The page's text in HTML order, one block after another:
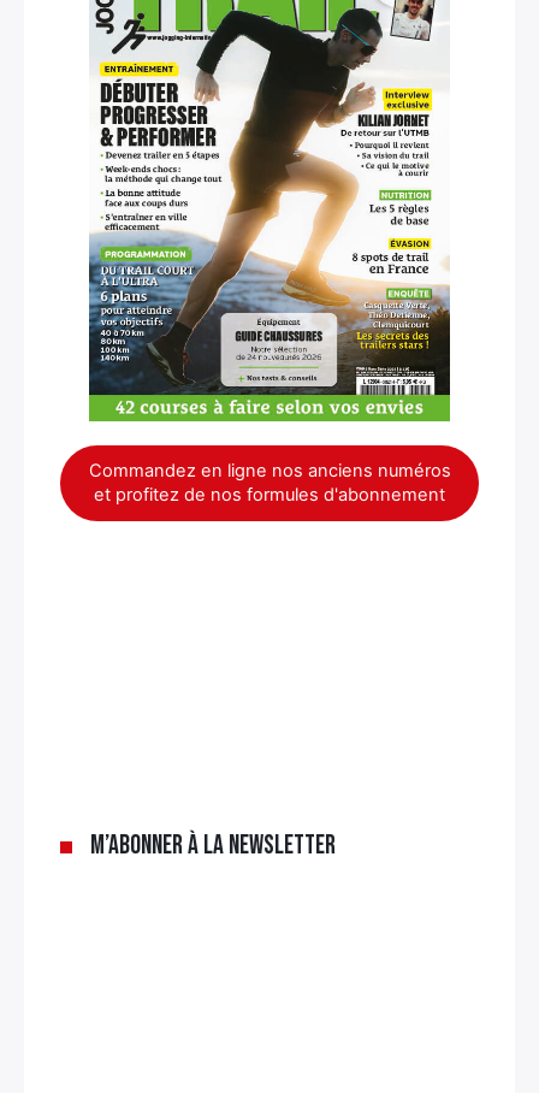
Commandez en ligne nos anciens numéros
et profitez de nos formules d'abonnement
M’abonner à la newsletter
Rechercher